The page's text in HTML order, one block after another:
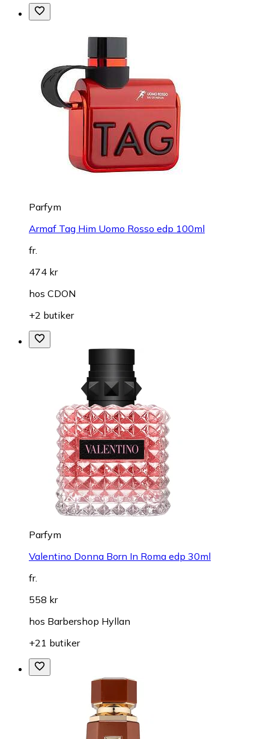
Parfym
Armaf Tag Him Uomo Rosso edp 100ml
fr.
474 kr
hos CDON
+2 butiker
Parfym
Valentino Donna Born In Roma edp 30ml
fr.
558 kr
hos Barbershop Hyllan
+21 butiker